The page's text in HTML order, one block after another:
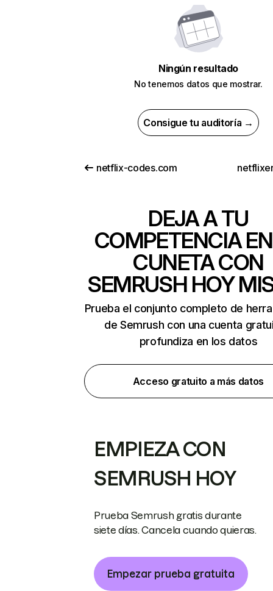
Ningún resultado
No tenemos datos que mostrar.
Consigue tu auditoría →
netflix-codes.com
DEJA A TU
COMPETENCIA
CUNETA CON
SEMRUSH HOY
Prueba el conjunto completo de
de Semrush con una cuenta
profundiza en los datos
Acceso gratuito a más datos
EMPIEZA CON
SEMRUSH HOY
Prueba Semrush gratis durante
siete días. Cancela cuando quieras.
Empezar prueba gratuita